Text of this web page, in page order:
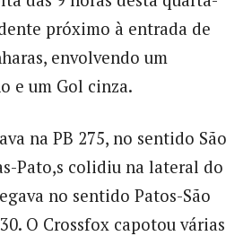
próximo à entrada de
envolvendo um
e um Gol cinza.
na PB 275, no sentido São
Pato,s colidiu na lateral do
no sentido Patos-São
O Crossfox capotou várias